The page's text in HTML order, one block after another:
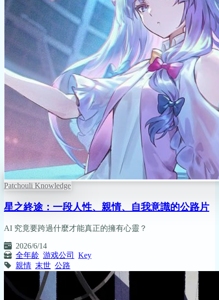
Patchouli Knowledge
星之終途：一段人性、親情、自我意識的公路片
AI 究竟要跨過什麼才能真正的擁有心靈？
2026/6/14
全年龄 游戏公司
Key
親情 末世 公路